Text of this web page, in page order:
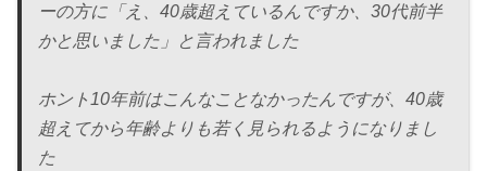
ーの方に「え、40歳超えているんですか、30代前半
かと思いました」と言われました
ホント10年前はこんなことなかったんですが、40歳
超えてから年齢よりも若く見られるようになりまし
た